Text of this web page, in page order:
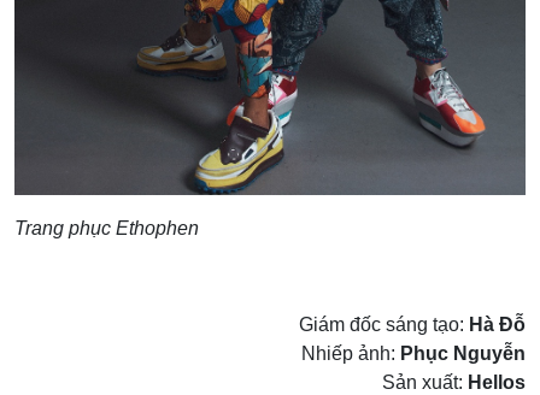
Trang phục Ethophen
Giám đốc sáng tạo: Hà Đỗ
Nhiếp ảnh: Phục Nguyễn
Sản xuất: Hellos